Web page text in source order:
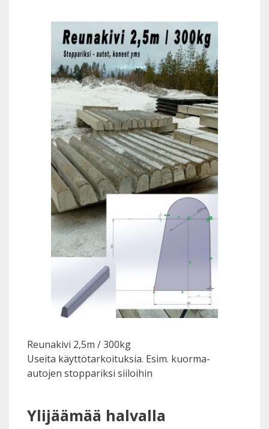
Reunakivi 2,5m / 300kg
Useita käyttötarkoituksia. Esim. kuorma-
autojen stoppariksi siiloihin
Ylijäämää halvalla